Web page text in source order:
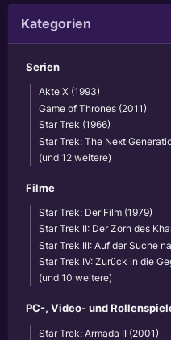
Kategorien
Serien
Akte X (1993)
Game of Thrones (2011)
Star Trek (1966)
Star Trek: The Next
(und 12 weitere)
Filme
Star Trek: Der Film (1979)
Star Trek II: Der Zorn des
Star Trek III: Auf der Suche
Star Trek IV: Zurück in die
(und 10 weitere)
PC-, Video- und
Star Trek: Armada II (2001)